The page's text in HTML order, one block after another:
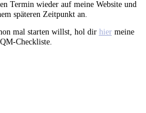
Termin wieder auf meine Website und
späteren Zeitpunkt an.
mal starten willst, hol dir hiermeine
Checkliste.